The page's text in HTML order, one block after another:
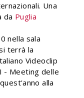
Una
da Puglia
nella sala
terrà la
Videoclip
- Meeting delle
alla